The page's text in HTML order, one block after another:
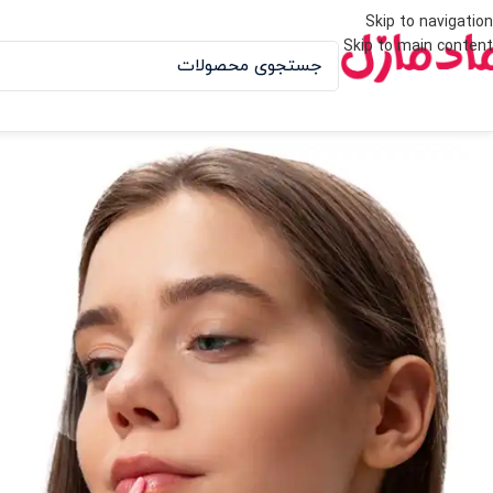
Skip to navigation
Skip to main content